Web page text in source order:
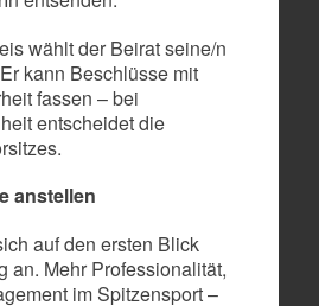
wählt der Beirat seine/n
kann Beschlüsse mit
fassen – bei
entscheidet die
anstellen
auf den ersten Blick
an. Mehr Professionalität,
im Spitzensport –